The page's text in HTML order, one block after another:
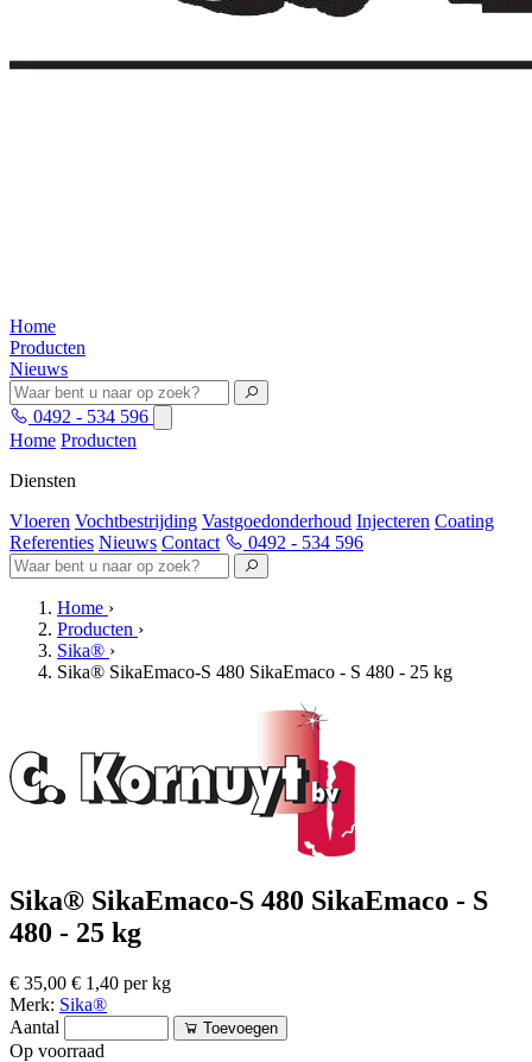
Home
Producten
Nieuws
0492 - 534 596
Home Producten
Diensten
Vloeren Vochtbestrijding Vastgoedonderhoud Injecteren Coating
Referenties Nieuws Contact 0492 - 534 596
Home ›
Producten ›
Sika® ›
Sika® SikaEmaco-S 480 SikaEmaco - S 480 - 25 kg
Sika® SikaEmaco-S 480 SikaEmaco - S
480 - 25 kg
€ 35,00 € 1,40 per kg
Merk: Sika®
Aantal
Toevoegen
Op voorraad